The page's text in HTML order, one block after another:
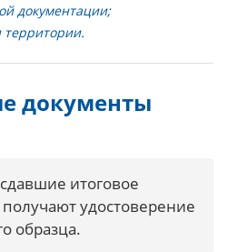
документации;
документы
итоговое
удостоверение
образца.